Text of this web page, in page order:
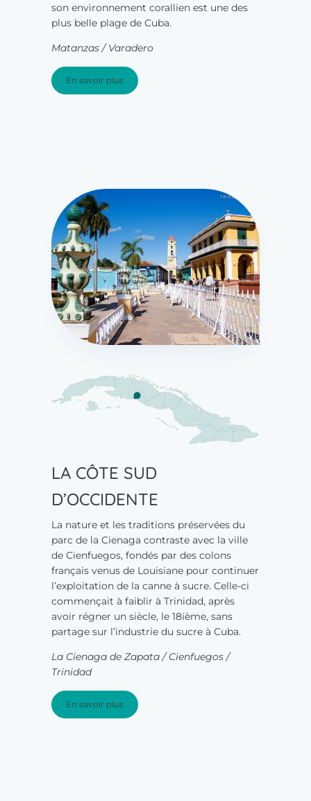
son environnement corallien est une des
plus belle plage de Cuba.
Matanzas / Varadero
En savoir plus
LA CÔTE SUD
D’OCCIDENTE
La nature et les traditions préservées du
parc de la Cienaga contraste avec la ville
de Cienfuegos, fondés par des colons
français venus de Louisiane pour continuer
l’exploitation de la canne à sucre. Celle-ci
commençait à faiblir à Trinidad, après
avoir régner un siècle, le 18ième, sans
partage sur l’industrie du sucre à Cuba.
La Cienaga de Zapata / Cienfuegos /
Trinidad
En savoir plus